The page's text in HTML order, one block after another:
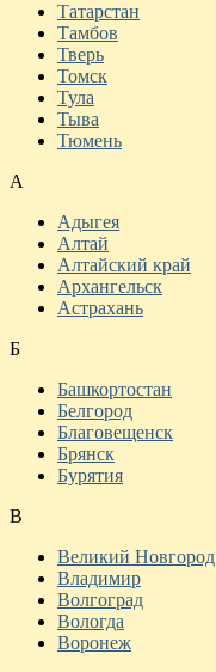
Татарстан
Тамбов
Тверь
Томск
Тула
Тыва
Тюмень
А
Адыгея
Алтай
Алтайский край
Архангельск
Астрахань
Б
Башкортостан
Белгород
Благовещенск
Брянск
Бурятия
В
Великий Новгород
Владимир
Волгоград
Вологда
Воронеж